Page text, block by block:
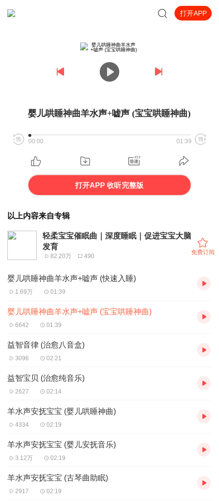
打开APP
婴儿哄睡神曲羊水声+嘘声 (宝宝哄睡神曲)
00:00 01:39
打开APP 收听完整版
以上内容来自专辑
轻柔宝宝催眠曲｜深度睡眠｜促进宝宝大脑
发育
82.20万 490
免费订阅
婴儿哄睡神曲羊水声+嘘声 (快速入睡)
1.69万 01:39
婴儿哄睡神曲羊水声+嘘声 (宝宝哄睡神曲)
6642 01:39
益智音律 (治愈八音盒)
3096 02:21
益智宝贝 (治愈纯音乐)
2627 02:14
羊水声安抚宝宝 (婴儿哄睡神曲)
4334 02:19
羊水声安抚宝宝 (婴儿安抚音乐)
3.12万 02:19
羊水声安抚宝宝 (古琴曲助眠)
2917 02:19